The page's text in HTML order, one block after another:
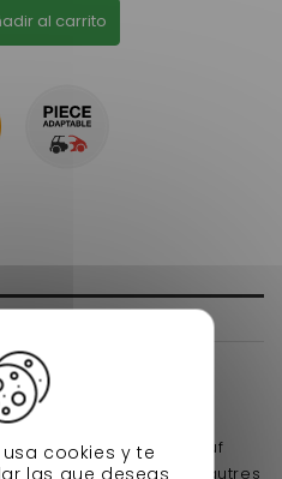
al carrito
a partir de 2013
tous les modèles de
Vision 2014 (sauf
et à prix compétitif, d' autres
cookies y te
las que deseas